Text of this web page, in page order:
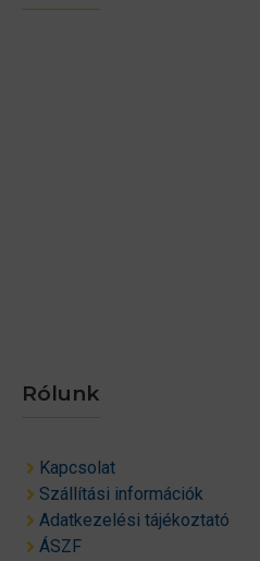
Rólunk
Kapcsolat
Szállítási információk
Adatkezelési tájékoztató
ÁSZF